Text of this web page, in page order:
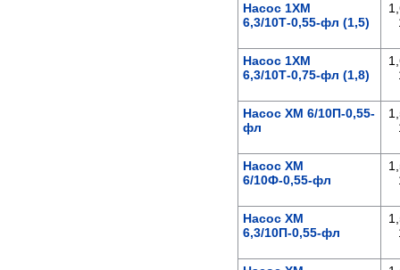
Насос 1ХМ
6,3/10Т-0,55-фл (1,5)
Насос 1ХМ
6,3/10Т-0,75-фл (1,8)
Насос ХМ 6/10П-0,55-
фл
Насос ХМ
6/10Ф-0,55-фл
Насос ХМ
6,3/10П-0,55-фл